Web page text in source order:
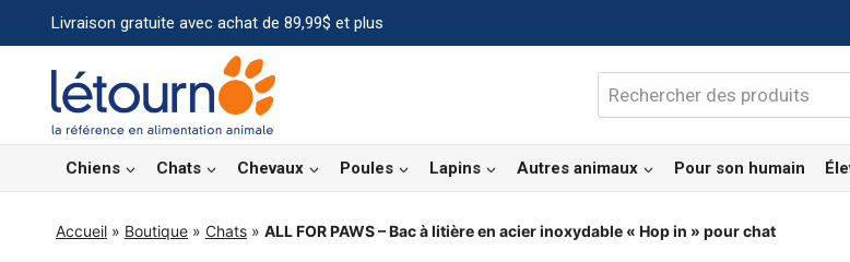
au
contenu
Livraison gratuite avec achat de 89,99$ et plus
Rechercher :
Chiens Chats Chevaux Poules Lapins Autres animaux Pour son humain
Accueil » Boutique » Chats » ALL FOR PAWS – Bac à litière en acier inoxydable « Hop in » pour chat